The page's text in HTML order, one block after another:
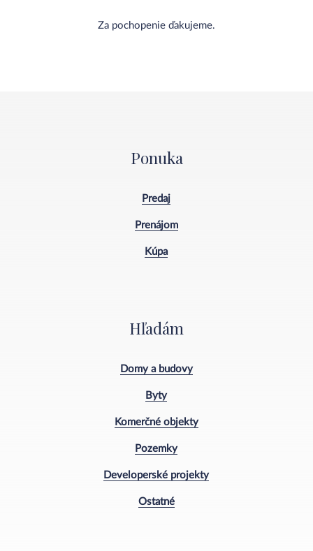
Za pochopenie ďakujeme.
Ponuka
Predaj
Prenájom
Kúpa
Hľadám
Domy a budovy
Byty
Komerčné objekty
Pozemky
Developerské projekty
Ostatné